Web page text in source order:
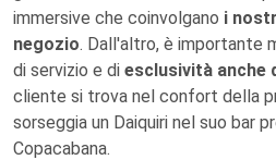
immersive che coinvolgano i
negozio. Dall'altro, è importante
di servizio e di esclusività anche
cliente si trova nel confort della
sorseggia un Daiquiri nel suo bar
Copacabana.